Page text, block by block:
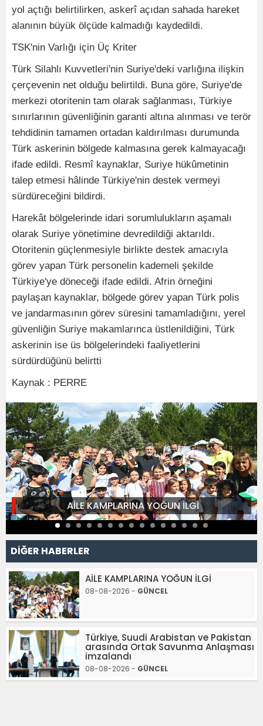
yol açtığı belirtilirken, askerî açıdan sahada hareket
alanının büyük ölçüde kalmadığı kaydedildi.
TSK'nin Varlığı için Üç Kriter
Türk Silahlı Kuvvetleri'nin Suriye'deki varlığına ilişkin
çerçevenin net olduğu belirtildi. Buna göre, Suriye'de
merkezi otoritenin tam olarak sağlanması, Türkiye
sınırlarının güvenliğinin garanti altına alınması ve terör
tehdidinin tamamen ortadan kaldırılması durumunda
Türk askerinin bölgede kalmasına gerek kalmayacağı
ifade edildi. Resmî kaynaklar, Suriye hükûmetinin
talep etmesi hâlinde Türkiye'nin destek vermeyi
sürdüreceğini bildirdi.
Harekât bölgelerinde idari sorumlulukların aşamalı
olarak Suriye yönetimine devredildiği aktarıldı.
Otoritenin güçlenmesiyle birlikte destek amacıyla
görev yapan Türk personelin kademeli şekilde
Türkiye'ye döneceği ifade edildi. Afrin örneğini
paylaşan kaynaklar, bölgede görev yapan Türk polis
ve jandarmasının görev süresini tamamladığını, yerel
güvenliğin Suriye makamlarınca üstlenildiğini, Türk
askerinin ise üs bölgelerindeki faaliyetlerini
sürdürdüğünü belirtti
Kaynak : PERRE
AİLE KAMPLARINA YOĞUN İLGİ
DİĞER HABERLER
AİLE KAMPLARINA YOĞUN İLGİ
08-08-2026 - GÜNCEL
Türkiye, Suudi Arabistan ve Pakistan
arasında Ortak Savunma Anlaşması
imzalandı
08-08-2026 - GÜNCEL